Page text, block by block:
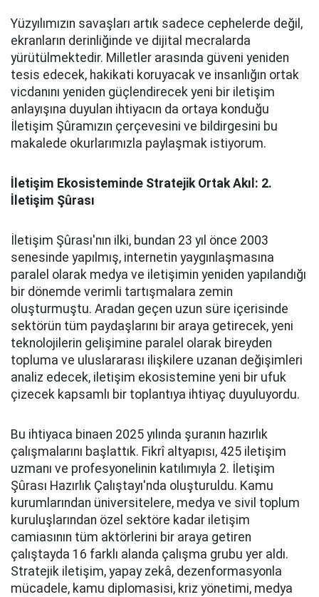
Yüzyılımızın savaşları artık sadece cephelerde değil,
ekranların derinliğinde ve dijital mecralarda
yürütülmektedir. Milletler arasında güveni yeniden
tesis edecek, hakikati koruyacak ve insanlığın ortak
vicdanını yeniden güçlendirecek yeni bir iletişim
anlayışına duyulan ihtiyacın da ortaya konduğu
İletişim Şûramızın çerçevesini ve bildirgesini bu
makalede okurlarımızla paylaşmak istiyorum.
İletişim Ekosisteminde Stratejik Ortak Akıl: 2.
İletişim Şûrası
İletişim Şûrası'nın ilki, bundan 23 yıl önce 2003
senesinde yapılmış, internetin yaygınlaşmasına
paralel olarak medya ve iletişimin yeniden yapılandığı
bir dönemde verimli tartışmalara zemin
oluşturmuştu. Aradan geçen uzun süre içerisinde
sektörün tüm paydaşlarını bir araya getirecek, yeni
teknolojilerin gelişimine paralel olarak bireyden
topluma ve uluslararası ilişkilere uzanan değişimleri
analiz edecek, iletişim ekosistemine yeni bir ufuk
çizecek kapsamlı bir toplantıya ihtiyaç duyuluyordu.
Bu ihtiyaca binaen 2025 yılında şuranın hazırlık
çalışmalarını başlattık. Fikrî altyapısı, 425 iletişim
uzmanı ve profesyonelinin katılımıyla 2. İletişim
Şûrası Hazırlık Çalıştayı'nda oluşturuldu. Kamu
kurumlarından üniversitelere, medya ve sivil toplum
kuruluşlarından özel sektöre kadar iletişim
camiasının tüm aktörlerini bir araya getiren
çalıştayda 16 farklı alanda çalışma grubu yer aldı.
Stratejik iletişim, yapay zekâ, dezenformasyonla
mücadele, kamu diplomasisi, kriz yönetimi, medya